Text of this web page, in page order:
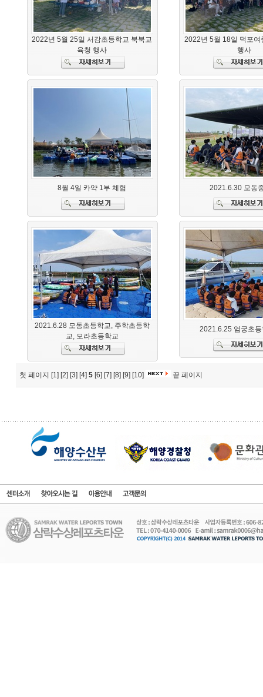
2022년 5월 25일 서감초등학교 북북교
육청 행사
2022년 5월 18일 덕포여
행사
8월 4일 카약 1부 체험 2021.6.30 모동
2021.6.28 모동초등학교, 주학초등학
교, 모라초등학교
2021.6.25 엄궁초
첫 페이지 [1] [2] [3] [4] 5 [6] [7] [8] [9] [10] 끝 페이지